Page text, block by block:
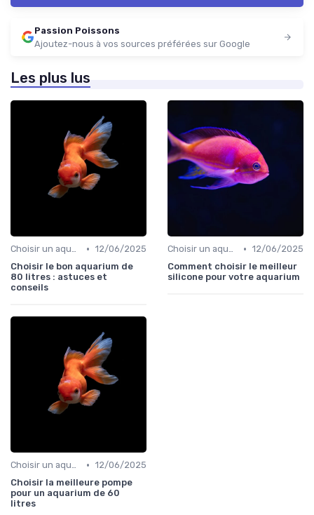
Passion Poissons
Ajoutez-nous à vos sources préférées sur Google
Les plus lus
Choisir un aquarium • 12/06/2025
Choisir le bon aquarium de
80 litres : astuces et
conseils
Choisir un aquarium • 12/06/2025
Comment choisir le meilleur
silicone pour votre aquarium
Choisir un aquarium • 12/06/2025
Choisir la meilleure pompe
pour un aquarium de 60
litres